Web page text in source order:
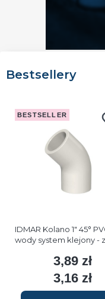
Bestsellery
BESTSELLER
IDMAR Kolano 1" 45°
wody system klejony -
Cena
3,89 zł
Cena
3,16 zł